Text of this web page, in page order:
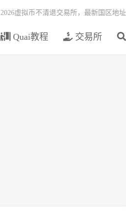
Quai教程 交易所
2026虚拟币不清退交易所，最新国区地址